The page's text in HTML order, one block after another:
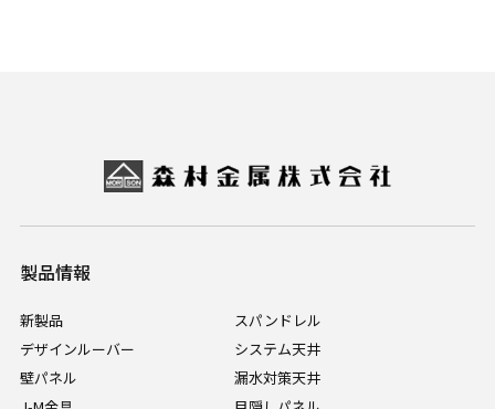
製品情報
新製品
スパンドレル
デザインルーバー
システム天井
壁パネル
漏水対策天井